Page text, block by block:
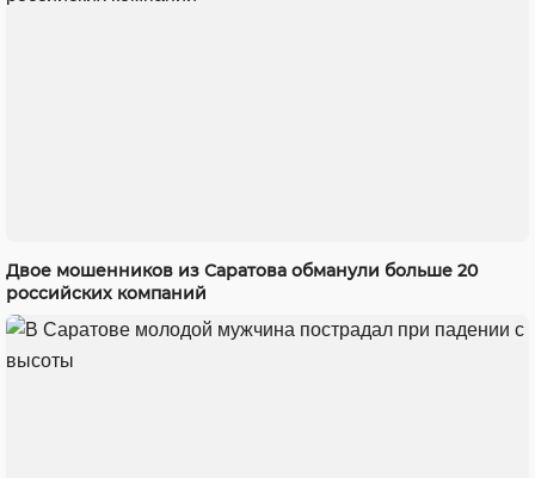
Двое мошенников из Саратова обманули больше 20
российских компаний